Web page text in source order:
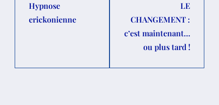
Hypnose
erickonienne
LE
CHANGEMENT :
c’est maintenant…
ou plus tard !